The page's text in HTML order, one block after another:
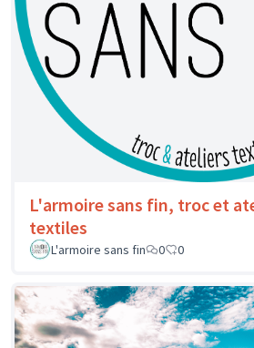
L'armoire sans fin, troc et
textiles
L'armoire sans fin
0 0